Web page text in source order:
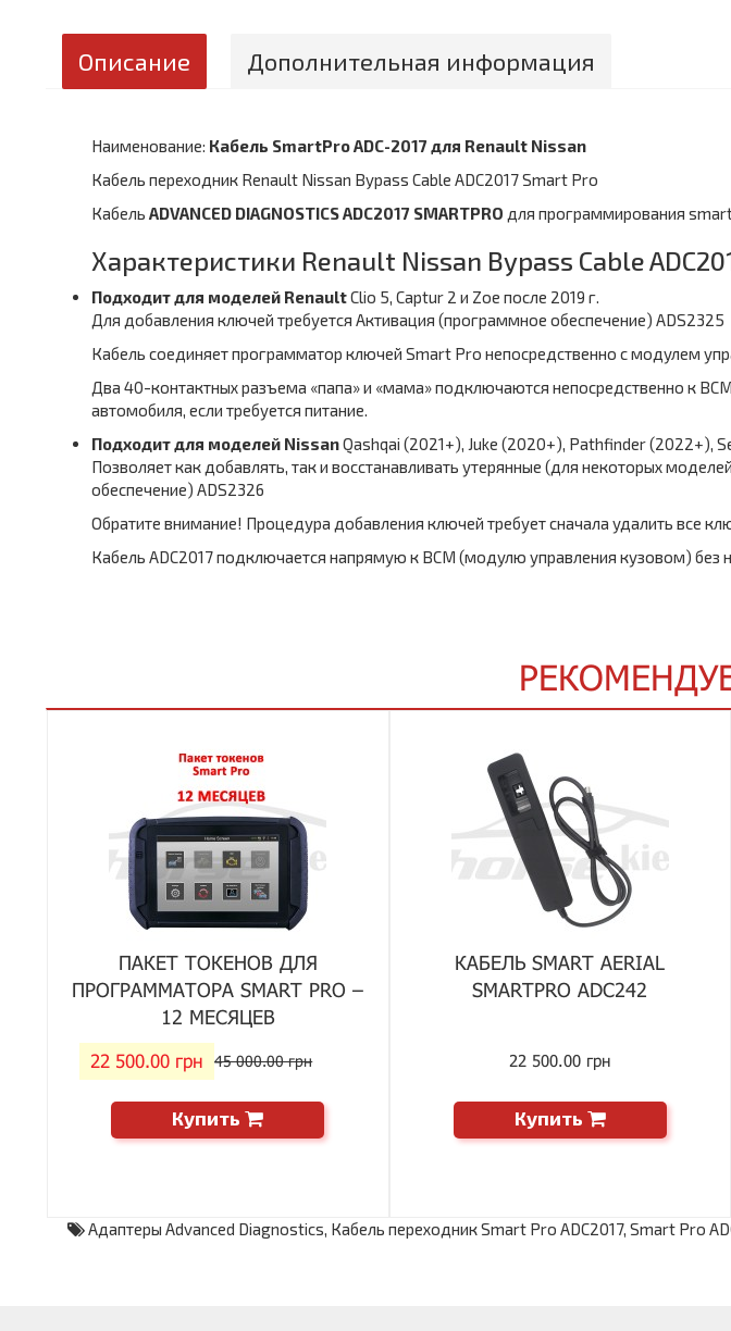
Описание Дополнительная информация
Наименование: Кабель SmartPro ADC-2017 для Renault Nissan
Кабель переходник Renault Nissan Bypass Cable ADC2017 Smart Pro
Кабель ADVANCED DIAGNOSTICS ADC2017 SMARTPRO для программирования
Характеристики Renault Nissan Bypass Cable
Подходит для моделей RenaultClio 5, Captur 2 и Zoe после 2019 г.
Для добавления ключей требуется Активация (программное обеспечение) ADS2325
Кабель соединяет программатор ключей Smart Pro непосредственно с модулем
Два 40-контактных разъема «папа» и «мама» подключаются непосредственно к
автомобиля, если требуется питание.
Подходит для моделей NissanQashqai (2021+), Juke (2020+), Pathfinder (2022+),
Позволяет как добавлять, так и восстанавливать утерянные (для некоторых
обеспечение) ADS2326
Обратите внимание! Процедура добавления ключей требует сначала удалить все
Кабель ADC2017 подключается напрямую к BCM (модулю управления кузовом)
ПАКЕТ ТОКЕНОВ ДЛЯ
ПРОГРАММАТОРА SMART PRO –
12 МЕСЯЦЕВ
22 500.00 грн 45 000.00 грн
Купить
КАБЕЛЬ SMART AERIAL
SMARTPRO ADC242
22 500.00 грн
Купить
Адаптеры Advanced Diagnostics, Кабель переходник Smart Pro ADC2017, Smart Pro